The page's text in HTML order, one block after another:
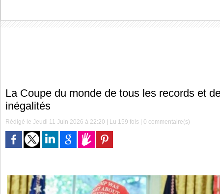
La Coupe du monde de tous les records et
inégalités
Rédigé le Jeudi 11 Juin 2026 à 22:20 | Lu 159 fois |0 commentaire(s)